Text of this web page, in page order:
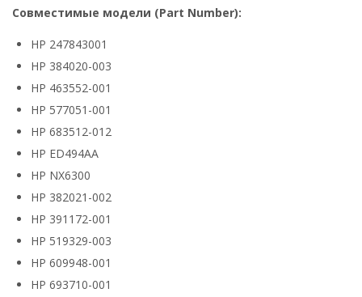
Совместимые модели (Part Number):
HP 247843001
HP 384020-003
HP 463552-001
HP 577051-001
HP 683512-012
HP ED494AA
HP NX6300
HP 382021-002
HP 391172-001
HP 519329-003
HP 609948-001
HP 693710-001